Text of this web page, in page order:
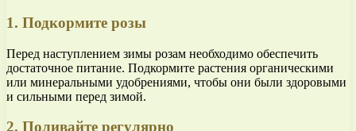
1. Подкормите розы
Перед наступлением зимы розам необходимо обеспечить
достаточное питание. Подкормите растения органическими
или минеральными удобрениями, чтобы они были здоровыми
и сильными перед зимой.
2. Поливайте регулярно